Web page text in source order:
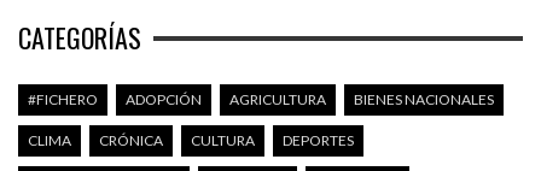
CATEGORÍAS
#FICHERO ADOPCIÓN AGRICULTURA BIENES NACIONALES
CLIMA CRÓNICA CULTURA DEPORTES